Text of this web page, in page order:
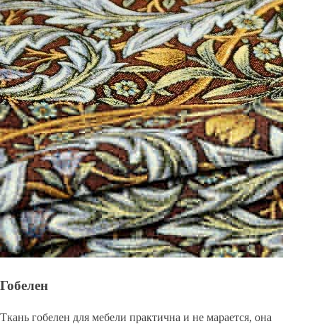
Гобелен
Ткань гобелен для мебели практична и не марается, она